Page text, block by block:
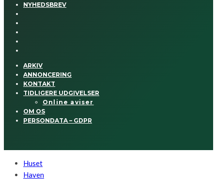
NYHEDSBREV
ARKIV
ANNONCERING
KONTAKT
TIDLIGERE UDGIVELSER
Online aviser
OM OS
PERSONDATA – GDPR
Huset
Haven